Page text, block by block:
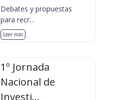
Debates y propuestas
para recr...
Leer más
1º Jornada
Nacional de
Investi...